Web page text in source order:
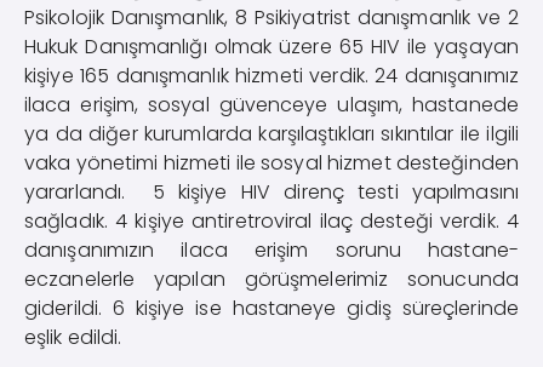
Psikolojik Danışmanlık, 8 Psikiyatrist danışmanlık ve 2
Hukuk Danışmanlığı olmak üzere 65 HIV ile yaşayan
kişiye 165 danışmanlık hizmeti verdik. 24 danışanımız
ilaca erişim, sosyal güvenceye ulaşım, hastanede
ya da diğer kurumlarda karşılaştıkları sıkıntılar ile ilgili
vaka yönetimi hizmeti ile sosyal hizmet desteğinden
yararlandı. 5 kişiye HIV direnç testi yapılmasını
sağladık. 4 kişiye antiretroviral ilaç desteği verdik. 4
danışanımızın ilaca erişim sorunu hastane-
eczanelerle yapılan görüşmelerimiz sonucunda
giderildi. 6 kişiye ise hastaneye gidiş süreçlerinde
eşlik edildi.